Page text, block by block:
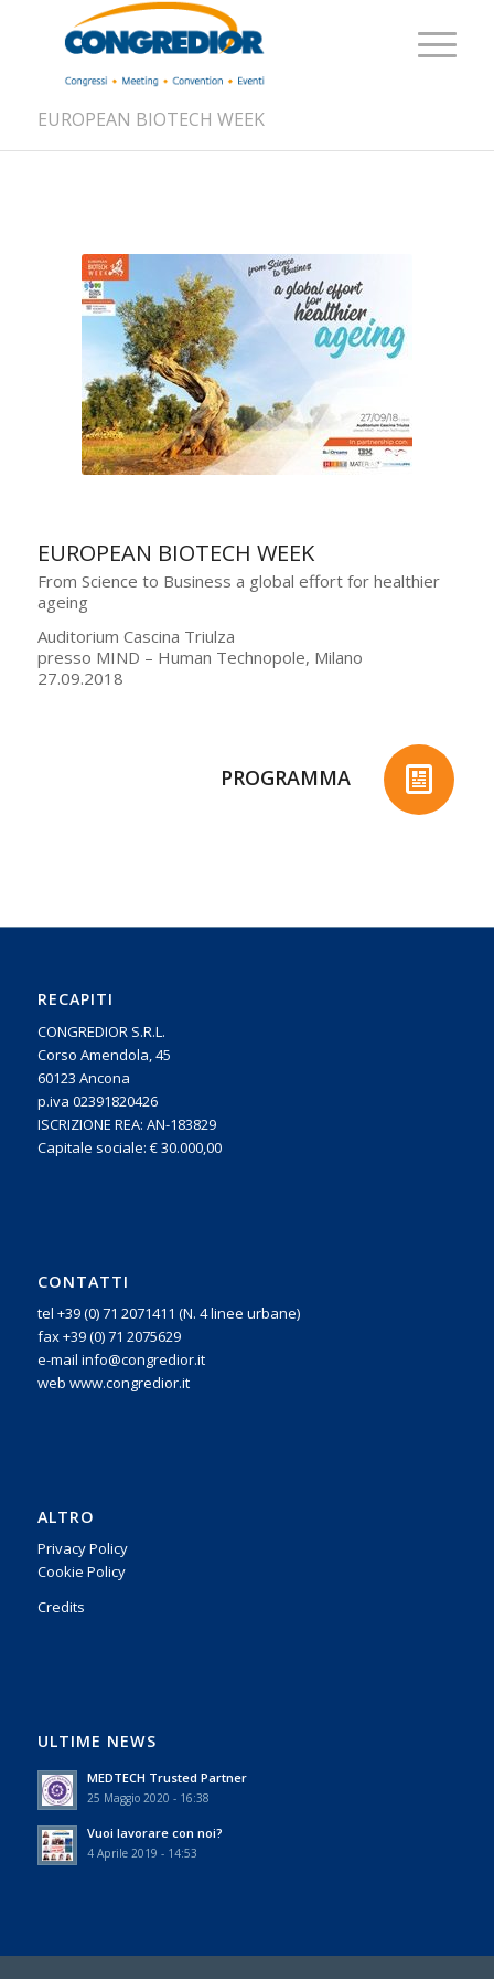
EUROPEAN BIOTECH WEEK
EUROPEAN BIOTECH WEEK
From Science to Business a global effort for healthier
ageing
Auditorium Cascina Triulza
presso MIND – Human Technopole, Milano
27.09.2018
PROGRAMMA
RECAPITI
CONGREDIOR S.R.L.
Corso Amendola, 45
60123 Ancona
p.iva 02391820426
ISCRIZIONE REA: AN-183829
Capitale sociale: € 30.000,00
CONTATTI
tel +39 (0) 71 2071411 (N. 4 linee urbane)
fax +39 (0) 71 2075629
e-mail info@congredior.it
web www.congredior.it
ALTRO
Privacy Policy
Cookie Policy
Credits
ULTIME NEWS
MEDTECH Trusted Partner
25 Maggio 2020 - 16:38
Vuoi lavorare con noi?
4 Aprile 2019 - 14:53